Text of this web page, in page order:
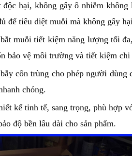
hại, không gây ô nhiễm
để tiêu diệt muỗi mà không gây
muỗi tiết kiệm năng lượng tối
bảo vệ môi trường và tiết kiệm chi
côn trùng cho phép người
chóng.
kế tinh tế, sang trọng, phù hợp
độ bền lâu dài cho sản phẩm.